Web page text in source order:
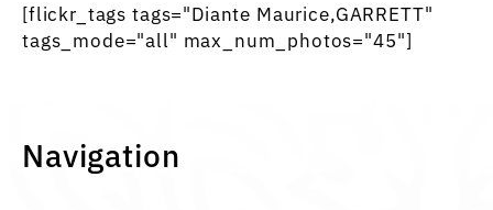
[flickr_tags tags="Diante Maurice,GARRETT"
tags_mode="all" max_num_photos="45"]
Navigation